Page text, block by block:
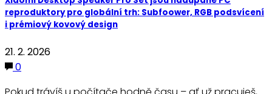
reproduktory pro globální trh: Subfoower, RGB podsvícení
i prémiový kovový design
21. 2. 2026
0